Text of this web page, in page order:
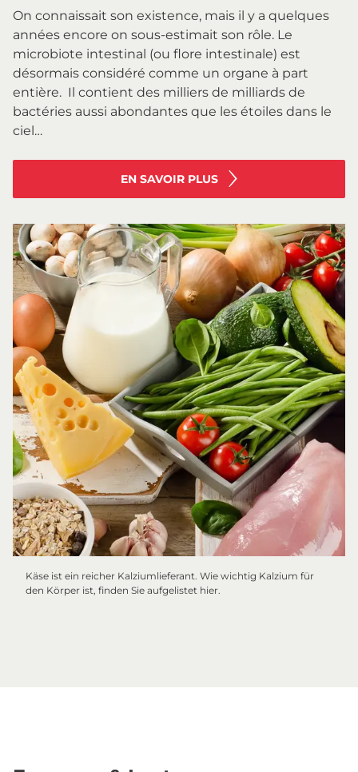
On connaissait son existence, mais il y a quelques
années encore on sous-estimait son rôle. Le
microbiote intestinal (ou flore intestinale) est
désormais considéré comme un organe à part
entière. Il contient des milliers de milliards de
bactéries aussi abondantes que les étoiles dans le
ciel…
EN SAVOIR PLUS
Käse ist ein reicher Kalziumlieferant. Wie wichtig Kalzium für
den Körper ist, finden Sie aufgelistet hier.